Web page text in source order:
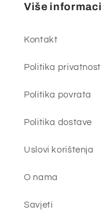
Više
Kontakt
Politika
Politika povrata
Politika dostave
Uslovi korištenja
O nama
Savjeti